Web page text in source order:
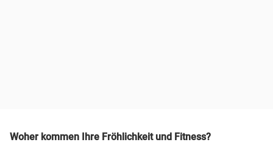
Woher kommen Ihre Fröhlichkeit und Fitness?